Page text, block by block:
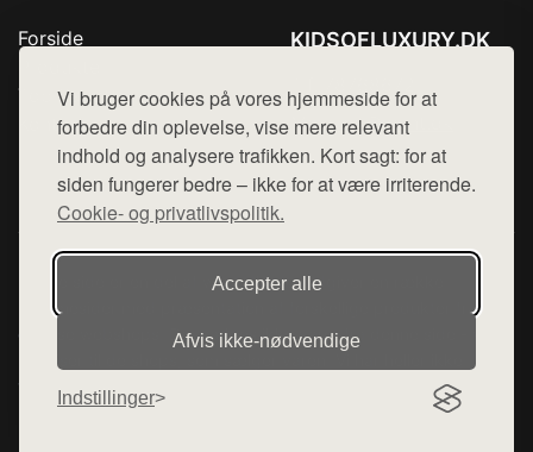
Vi bruger cookies på vores hjemmeside for at
forbedre din oplevelse, vise mere relevant
indhold og analysere trafikken. Kort sagt: for at
siden fungerer bedre – ikke for at være irriterende.
Cookie- og privatlivspolitik.
Accepter alle
Afvis ikke‑nødvendige
Indstillinger
Forside
Top Rabatter
Kontakt
KIDSOFLUXURY.DK
Mail: hej@want.dk
Cookie- og privatlivspolitik
Denne side er en del af want.dk, der udgiver en række
hjemmesider med præsentation af forskellige produkter fra
diverse webshops. Der sælges ikke varer fra denne side - vi
henviser til de shops, som sælger varen. Vi har heller ikke
varerne på lager.